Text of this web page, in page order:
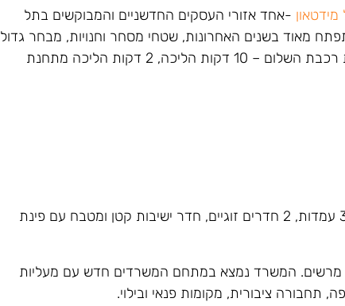
-אחד אזורי העסקים החדשניים והמבוקשים בתל
מאוד בשנים האחרונות, שטחי מסחר וחנויות, מבחר גדול
של בתי קפה ומסעדות. המשרד ממוקם בקרבה לתחנת רכבת השלום – 10 דקות הליכה, 2 דקות הליכה מתחנת
משרד מחולק ל-5 חדרי צוות 3 עמדות, 2 חדרים זוגיים, חדר ישיבות קטן ומטבח עם פינת
מרשים. המשרד נמצא במתחם המשרדים חדש עם מעליות